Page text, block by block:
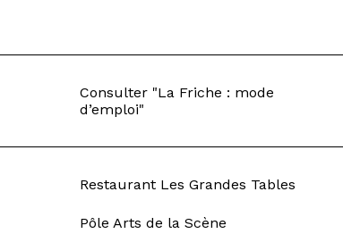
Consulter "La Friche : mode
d’emploi"
Restaurant Les Grandes Tables
Pôle Arts de la Scène